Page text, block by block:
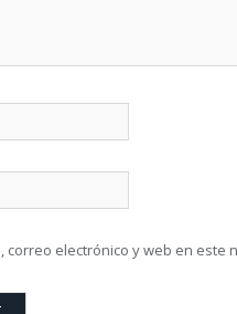
correo electrónico y web en